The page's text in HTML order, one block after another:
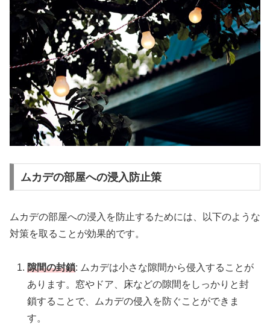
ムカデの部屋への浸入防止策
ムカデの部屋への浸入を防止するためには、以下のような
対策を取ることが効果的です。
隙間の封鎖: ムカデは小さな隙間から侵入することが
あります。窓やドア、床などの隙間をしっかりと封
鎖することで、ムカデの侵入を防ぐことができま
す。